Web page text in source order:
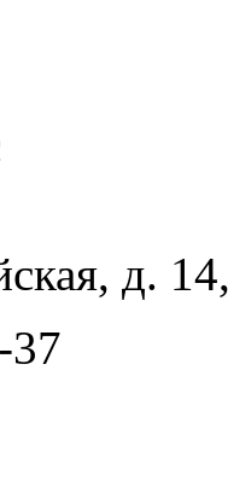
д.
37